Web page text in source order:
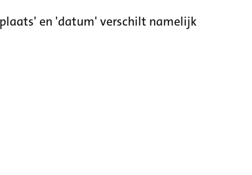
en 'datum' verschilt namelijk